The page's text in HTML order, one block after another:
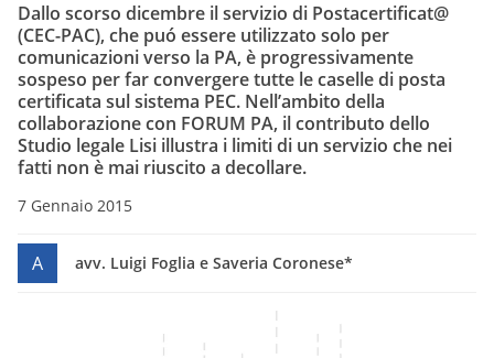
Dallo scorso dicembre il servizio di Postacertificat@
(CEC-PAC), che puó essere utilizzato solo per
comunicazioni verso la PA, è progressivamente
sospeso per far convergere tutte le caselle di posta
certificata sul sistema PEC. Nell’ambito della
collaborazione con FORUM PA, il contributo dello
Studio legale Lisi illustra i limiti di un servizio che nei
fatti non è mai riuscito a decollare.
7 Gennaio 2015
A avv. Luigi Foglia e Saveria Coronese*